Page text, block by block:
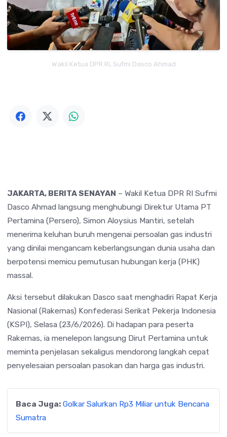
Wakil Ketua DPR RI, Sufmi Dasco Ahmad
JAKARTA, BERITA SENAYAN – Wakil Ketua DPR RI Sufmi
Dasco Ahmad langsung menghubungi Direktur Utama PT
Pertamina (Persero), Simon Aloysius Mantiri, setelah
menerima keluhan buruh mengenai persoalan gas industri
yang dinilai mengancam keberlangsungan dunia usaha dan
berpotensi memicu pemutusan hubungan kerja (PHK)
massal.
Aksi tersebut dilakukan Dasco saat menghadiri Rapat Kerja
Nasional (Rakernas) Konfederasi Serikat Pekerja Indonesia
(KSPI), Selasa (23/6/2026). Di hadapan para peserta
Rakernas, ia menelepon langsung Dirut Pertamina untuk
meminta penjelasan sekaligus mendorong langkah cepat
penyelesaian persoalan pasokan dan harga gas industri.
Baca Juga: Golkar Salurkan Rp3 Miliar untuk Bencana
Sumatra